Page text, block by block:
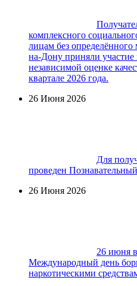
комплексного
лицам без определённого
на-Дону приняли
независимой оценке
квартале 2026 года.
26 Июня 2026
Для
проведен
26 Июня 2026
26 июня
Международный день
наркотическими